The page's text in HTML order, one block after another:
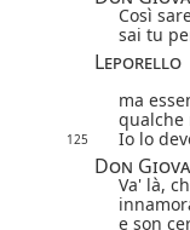
Così
sai tu
Leporello
ma
qualche
125 Io lo
Don
Va' là,
e son